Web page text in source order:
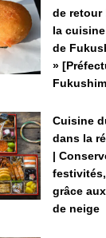
de retour
la
de
»
Cuisine
dans la
|
grâce
de neige